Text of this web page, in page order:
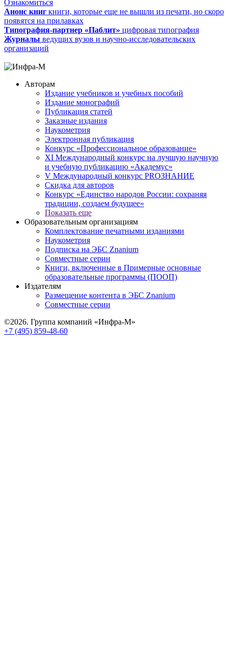
Ознакомиться
Анонс книг книги, которые еще не вышли из печати, но скоро
появятся на прилавках
Типография-партнер «Паблит» цифровая типография
Журналы ведущих вузов и научно-исследовательских
организаций
Авторам
Издание учебников и учебных пособий
Издание монографий
Публикация статей
Заказные издания
Наукометрия
Электронная публикация
Конкурс «Профессиональное образование»
XI Международный конкурс на лучшую научную
и учебную публикацию «Академус»
V Международный конкурс PROЗНАНИЕ
Скидка для авторов
Конкурс «Единство народов России: сохраняя
традиции, создаем будущее»
Показать еще
Образовательным организациям
Комплектование печатными изданиями
Наукометрия
Подписка на ЭБС Znanium
Совместные серии
Книги, включенные в Примерные основные
образовательные программы (ПООП)
Издателям
Размещение контента в ЭБС Znanium
Совместные серии
©2026. Группа компаний «Инфра-М»
+7 (495) 859-48-60